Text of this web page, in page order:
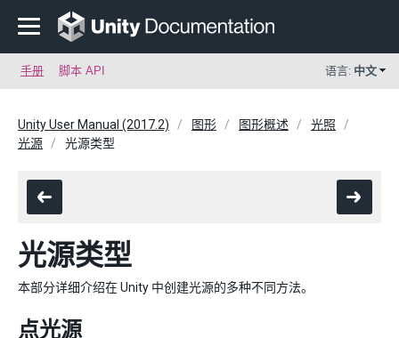
手册 脚本 API 语言: 中文
Unity User Manual (2017.2) 图形 图形概述
光照
光源
光源类型
光源类型
本部分详细介绍在 Unity 中创建光源的多种不同方法。
点光源